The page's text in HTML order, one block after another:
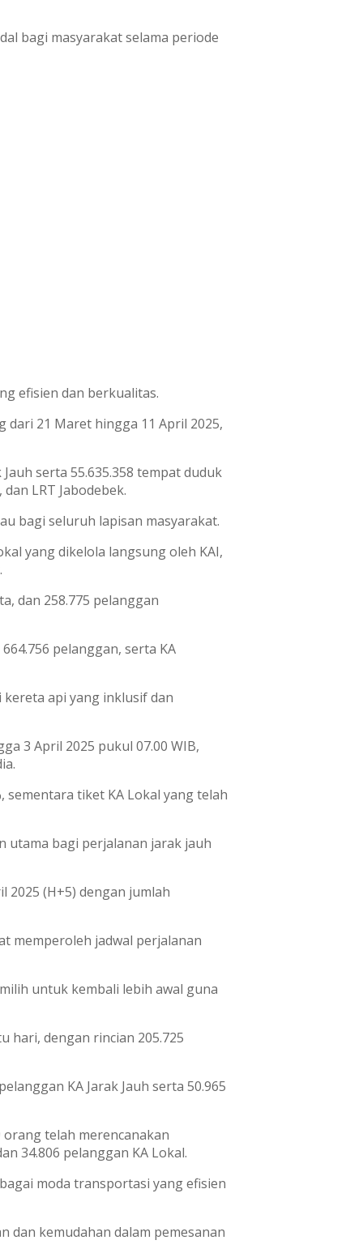
bagi masyarakat selama periode
efisien dan berkualitas.
dari 21 Maret hingga 11 April 2025,
serta 55.635.358 tempat duduk
LRT Jabodebek.
bagi seluruh lapisan masyarakat.
yang dikelola langsung oleh KAI,
dan 258.775 pelanggan
pelanggan, serta KA
api yang inklusif dan
3 April 2025 pukul 07.00 WIB,
sementara tiket KA Lokal yang telah
utama bagi perjalanan jarak jauh
(H+5) dengan jumlah
memperoleh jadwal perjalanan
untuk kembali lebih awal guna
hari, dengan rincian 205.725
KA Jarak Jauh serta 50.965
telah merencanakan
34.806 pelanggan KA Lokal.
moda transportasi yang efisien
dan kemudahan dalam pemesanan